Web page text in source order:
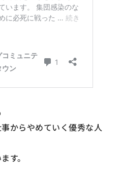
からやめていく優秀な人
す。